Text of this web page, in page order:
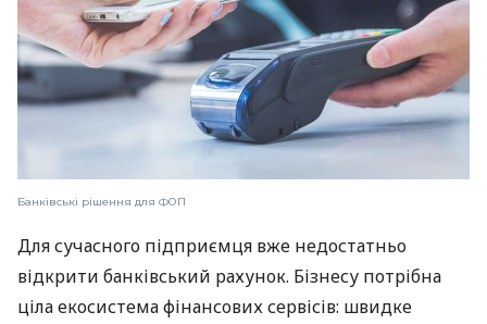
Банківські рішення для ФОП
Для сучасного підприємця вже недостатньо
відкрити банківський рахунок. Бізнесу потрібна
ціла екосистема фінансових сервісів: швидке